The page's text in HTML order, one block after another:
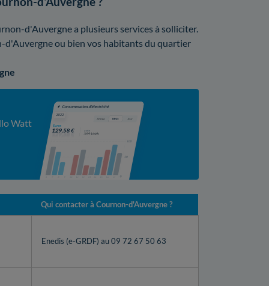
d'Auvergne a plusieurs services à solliciter.
d'Auvergne ou bien vos habitants du quartier
Watt
Qui contacter à Cournon-d'Auvergne ?
Enedis (e-GRDF) au 09 72 67 50 63